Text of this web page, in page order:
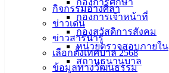
กิจกรรมอ่างศิลา
ข่าวเด่น
ข่าวสารน่ารู้
เลือกตั้งเทศบาล 2568
ข้อมูลทางวัฒนธรรม
กองการศึกษา
กองการเจ้าหน้าที่
กองสวัสดิการสังคม
หน่วยตรวจสอบภายใน
สถานธนานุบาล